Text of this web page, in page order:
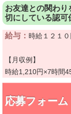
お友達との関わ
切にしている認可
給与： 時給１２１０
【月収例】
時給1,210円×7時間
応募フォーム